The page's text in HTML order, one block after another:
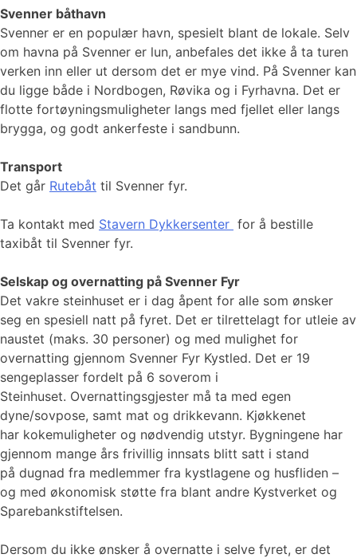
Svenner båthavn
Svenner er en populær havn, spesielt blant de lokale. Selv
om havna på Svenner er lun, anbefales det ikke å ta turen
verken inn eller ut dersom det er mye vind. På Svenner kan
du ligge både i Nordbogen, Røvika og i Fyrhavna. Det er
flotte fortøyningsmuligheter langs med fjellet eller langs
brygga, og godt ankerfeste i sandbunn.
Transport
Det går Rutebåt til Svenner fyr.
Ta kontakt med Stavern Dykkersenter for å bestille
taxibåt til Svenner fyr.
Selskap og overnatting på Svenner Fyr
Det vakre steinhuset er i dag åpent for alle som ønsker
seg en spesiell natt på fyret. Det er tilrettelagt for utleie av
naustet (maks. 30 personer) og med mulighet for
overnatting gjennom Svenner Fyr Kystled. Det er 19
sengeplasser fordelt på 6 soverom i
Steinhuset. Overnattingsgjester må ta med egen
dyne/sovpose, samt mat og drikkevann. Kjøkkenet
har kokemuligheter og nødvendig utstyr. Bygningene har
gjennom mange års frivillig innsats blitt satt i stand
på dugnad fra medlemmer fra kystlagene og husfliden –
og med økonomisk støtte fra blant andre Kystverket og
Sparebankstiftelsen.
Dersom du ikke ønsker å overnatte i selve fyret, er det